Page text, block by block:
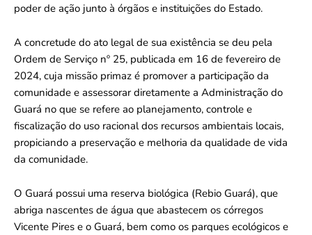
poder de ação junto à órgãos e instituições do Estado.
A concretude do ato legal de sua existência se deu pela
Ordem de Serviço nº 25, publicada em 16 de fevereiro de
2024, cuja missão primaz é promover a participação da
comunidade e assessorar diretamente a Administração do
Guará no que se refere ao planejamento, controle e
fiscalização do uso racional dos recursos ambientais locais,
propiciando a preservação e melhoria da qualidade de vida
da comunidade.
O Guará possui uma reserva biológica (Rebio Guará), que
abriga nascentes de água que abastecem os córregos
Vicente Pires e o Guará, bem como os parques ecológicos e